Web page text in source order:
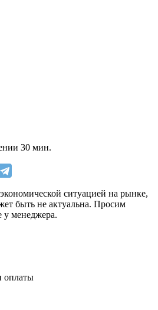
30­ мин.
ситуацией на рынке,
быть не актуальна. Просим
у менеджера.
оплаты